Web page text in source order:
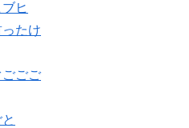
ヒ
たけ
ごご